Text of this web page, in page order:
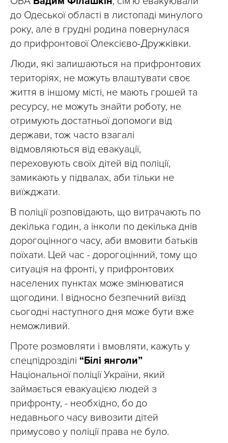
до Одеської області в листопаді минулого
року, але в грудні родина повернулася
до прифронтової Олексієво-Дружківки.
Люди, які залишаються на прифронтових
територіях, не можуть влаштувати своє
життя в іншому місті, не мають грошей та
ресурсу, не можуть знайти роботу, не
отримують достатньої допомоги від
держави, тож часто взагалі
відмовляються від евакуації,
переховують своїх дітей від поліції,
замикають у підвалах, аби тільки не
виїжджати.
В поліції розповідають, що витрачають по
декілька годин, а інколи по декілька днів
дорогоцінного часу, аби вмовити батьків
поїхати. Цей час - дорогоцінний, тому що
ситуація на фронті, у прифронтових
населених пунктах може змінюватися
щогодини. І відносно безпечний виїзд
сьогодні наступного дня може бути вже
неможливий.
Проте розмовляти і вмовляти, кажуть у
спецпідрозділі “Білі янголи”
Національної поліції України, який
займається евакуацією людей з
прифронту, - необхідно, бо до
недавнього часу вивозити дітей
примусово у поліції права не було.